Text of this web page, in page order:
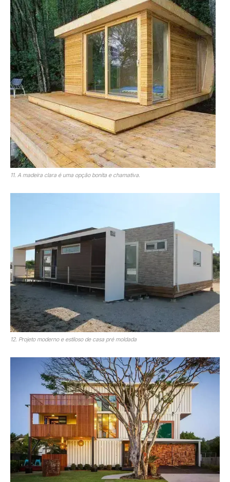
11. A madeira clara é uma opção bonita e chamativa.
12. Projeto moderno e estiloso de casa pré moldada